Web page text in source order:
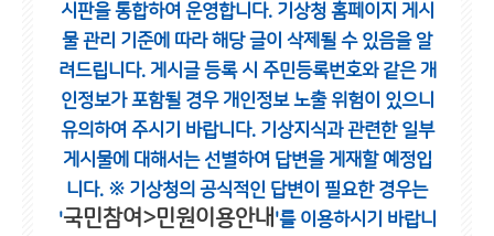
시판을 통합하여 운영합니다. 기상청 홈페이지 게시
물 관리 기준에 따라 해당 글이 삭제될 수 있음을 알
려드립니다. 게시글 등록 시 주민등록번호와 같은 개
인정보가 포함될 경우 개인정보 노출 위험이 있으니
유의하여 주시기 바랍니다. 기상지식과 관련한 일부
게시물에 대해서는 선별하여 답변을 게재할 예정입
니다. ※ 기상청의 공식적인 답변이 필요한 경우는
'국민참여>민원이용안내 '를 이용하시기 바랍니